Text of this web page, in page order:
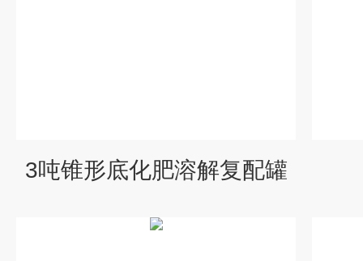
3吨锥形底化肥溶解复配罐